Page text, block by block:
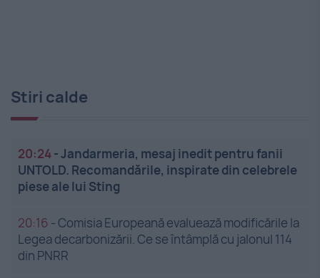
Stiri calde
20:24-Jandarmeria, mesaj inedit pentru fanii
UNTOLD. Recomandările, inspirate din celebrele
piese ale lui Sting
20:16 -Comisia Europeană evaluează modificările la
Legea decarbonizării. Ce se întâmplă cu jalonul 114
din PNRR